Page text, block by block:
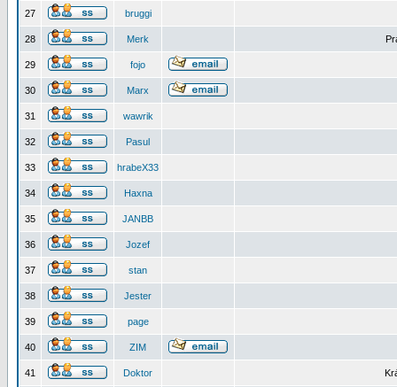
27 bruggi
28 Merk
29 fojo
30 Marx
31 wawrik
32 Pasul
33 hrabeX33
34 Haxna
35 JANBB
36 Jozef
37 stan
38 Jester
39 page
40 ZIM
41 Doktor